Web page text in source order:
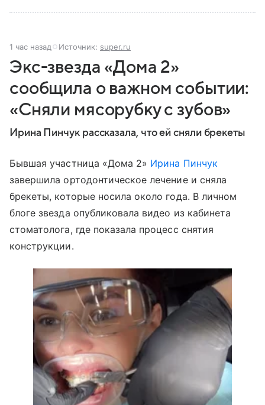
1 час назад Источник: super.ru
Экс-звезда «Дома 2»
сообщила о важном событии:
«Сняли мясорубку с зубов»
Ирина Пинчук рассказала, что ей сняли брекеты
Бывшая участница «Дома 2» Ирина Пинчук
завершила ортодонтическое лечение и сняла
брекеты, которые носила около года. В личном
блоге звезда опубликовала видео из кабинета
стоматолога, где показала процесс снятия
конструкции.